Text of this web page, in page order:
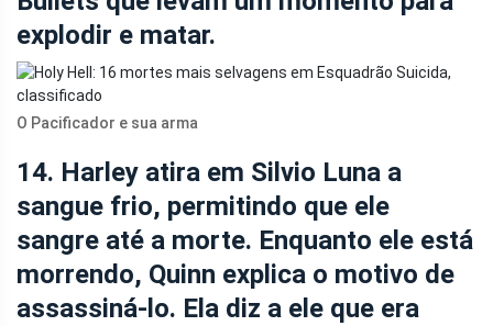
explodir e matar.
O Pacificador e sua arma
14. Harley atira em Silvio Luna a
sangue frio, permitindo que ele
sangre até a morte. Enquanto ele está
morrendo, Quinn explica o motivo de
assassiná-lo. Ela diz a ele que era